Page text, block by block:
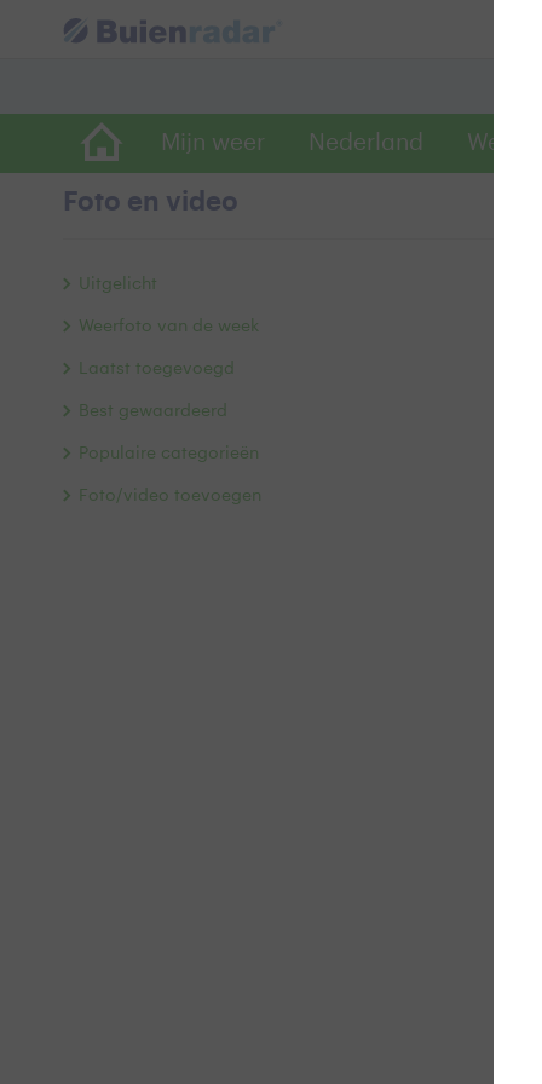
Mijn weer Nederland
Foto en video
Uitgelicht
Weerfoto van de week
Laatst toegevoegd
Best gewaardeerd
Populaire categorieën
Foto/video toevoegen